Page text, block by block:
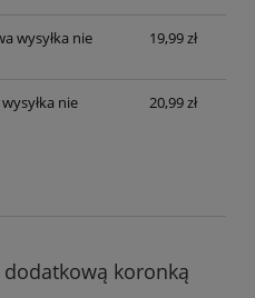
wysyłka nie
19,99 zł
nie
20,99 zł
koronką